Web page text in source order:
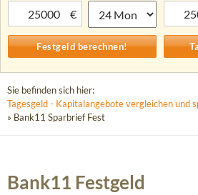
€
Sie befinden sich hier:
Tagesgeld - Kapitalangebote vergleichen und
» Bank11 Sparbrief Fest
Bank11 Festgeld